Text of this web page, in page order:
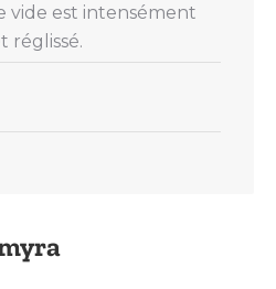
vide est intensément
réglissé.